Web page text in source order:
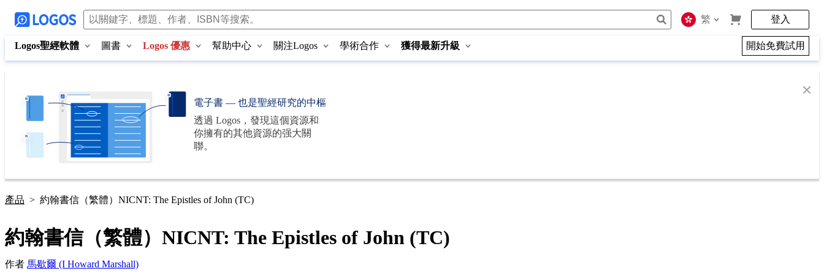
繁 登入
Logos聖經軟體 圖書 Logos 優惠 幫助中心 關注Logos 學術合作 獲得最新升級 開始免費試用
電子書 — 也是聖經研究的中樞
透過 Logos ，發現這個資源和
你擁有的其他資源的强大關
聯。
產品 > 約翰書信（繁體）NICNT: The Epistles of John (TC)
約翰書信（繁體）NICNT: The Epistles of John (TC)
作者 馬歇爾 (I Howard Marshall)